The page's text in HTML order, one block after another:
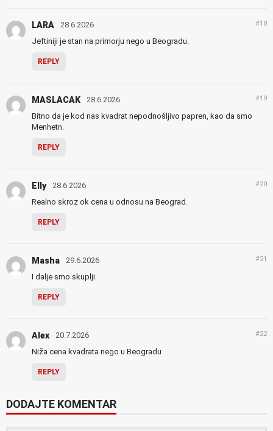
LARA 28.6.2026 #18
Jeftiniji je stan na primorju nego u Beogradu.
REPLY
MASLACAK 28.6.2026 #19
Bitno da je kod nas kvadrat nepodnošljivo papren, kao da smo
Menhetn.
REPLY
Elly 28.6.2026 #20
Realno skroz ok cena u odnosu na Beograd.
REPLY
Masha 29.6.2026 #21
I dalje smo skuplji.
REPLY
Alex 20.7.2026 #22
Niža cena kvadrata nego u Beogradu
REPLY
DODAJTE KOMENTAR